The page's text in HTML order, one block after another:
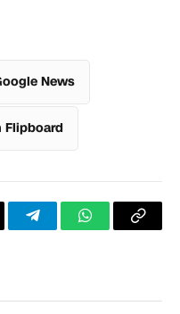
News
Flipboard
TelegramWhatsApp